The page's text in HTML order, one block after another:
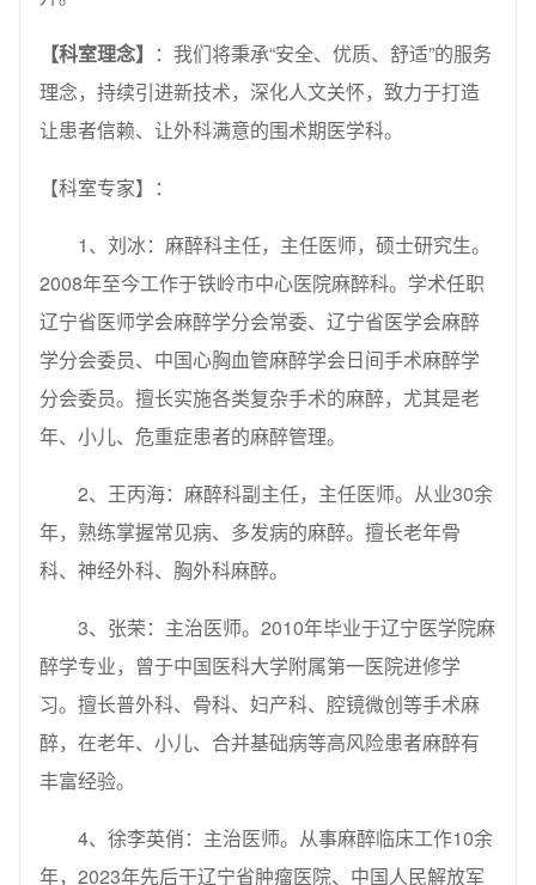
【科室理念】 ：我们将秉承“安全、优质、舒适”的服务
理念，持续引进新技术，深化人文关怀，致力于打造
让患者信赖、让外科满意的围术期医学科。
【科室专家】：
1、刘冰：麻醉科主任，主任医师，硕士研究生。
2008年至今工作于铁岭市中心医院麻醉科。学术任职
辽宁省医师学会麻醉学分会常委、辽宁省医学会麻醉
学分会委员、中国心胸血管麻醉学会日间手术麻醉学
分会委员。擅长实施各类复杂手术的麻醉，尤其是老
年、小儿、危重症患者的麻醉管理。
2、王丙海：麻醉科副主任，主任医师。从业30余
年，熟练掌握常见病、多发病的麻醉。擅长老年骨
科、神经外科、胸外科麻醉。
3、张荣：主治医师。2010年毕业于辽宁医学院麻
醉学专业，曾于中国医科大学附属第一医院进修学
习。擅长普外科、骨科、妇产科、腔镜微创等手术麻
醉，在老年、小儿、合并基础病等高风险患者麻醉有
丰富经验。
4、徐李英俏：主治医师。从事麻醉临床工作10余
年，2023年先后于辽宁省肿瘤医院、中国人民解放军